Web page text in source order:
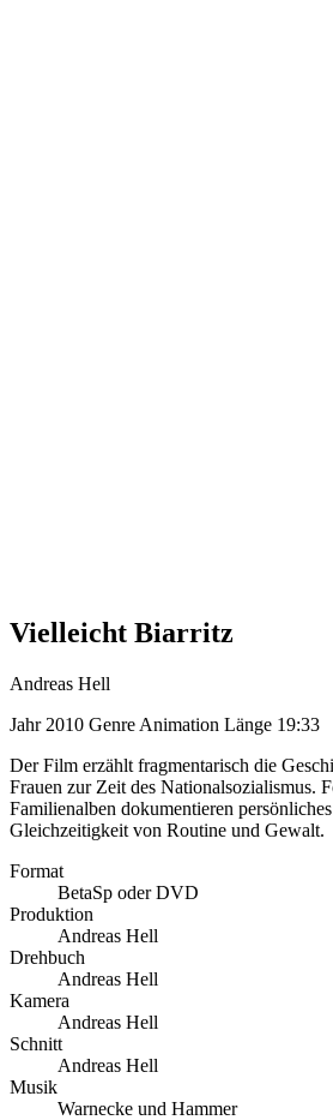
Vielleicht Biarritz
Andreas Hell
Jahr2010 Genre Animation Länge 19:33
Der Film erzählt fragmentarisch die
Frauen zur Zeit des Nationalsozialismus.
Familienalben dokumentieren
Gleichzeitigkeit von Routine und Gewalt.
Format
BetaSp oder DVD
Produktion
Andreas Hell
Drehbuch
Andreas Hell
Kamera
Andreas Hell
Schnitt
Andreas Hell
Musik
Warnecke und Hammer